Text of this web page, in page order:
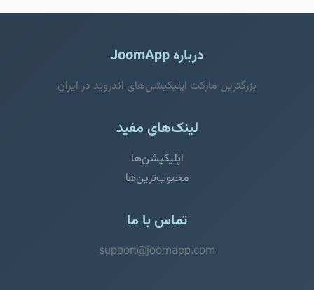
درباره JoomApp
بزرگترین مارکت اپلیکیشن‌های اندروید در ایران
لینک‌های مفید
اپلیکیشن‌ها
محبوب‌ترین‌ها
تماس با ما
support@joomapp.com